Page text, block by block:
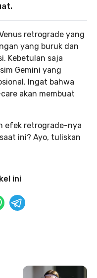
retrograde yang
yang buruk dan
Kebetulan saja
Gemini yang
Ingat bahwa
akan membuat
efek retrograde-nya
ini? Ayo, tuliskan
ini